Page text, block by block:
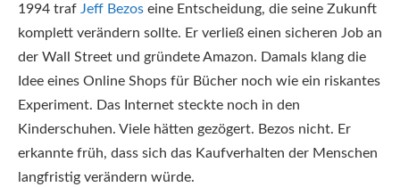
1994 traf Jeff Bezos eine Entscheidung, die seine Zukunft
komplett verändern sollte. Er verließ einen sicheren Job an
der Wall Street und gründete Amazon. Damals klang die
Idee eines Online Shops für Bücher noch wie ein riskantes
Experiment. Das Internet steckte noch in den
Kinderschuhen. Viele hätten gezögert. Bezos nicht. Er
erkannte früh, dass sich das Kaufverhalten der Menschen
langfristig verändern würde.